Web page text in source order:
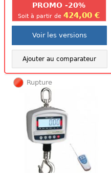
PROMO -20%
Soit à partir de424,00 €
Voir les versions
Ajouter au comparateur
Rupture